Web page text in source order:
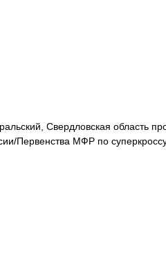
Свердловская область
Первенства МФР по